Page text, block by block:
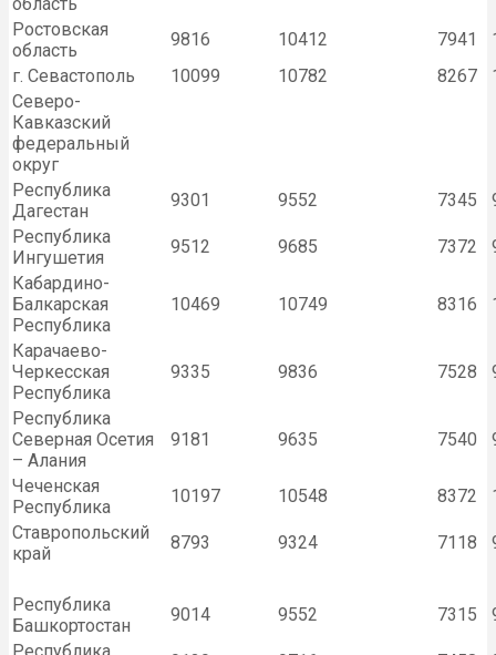
Ростовская
область
9816 10412 7941
г. Севастополь
10099 10782 8267
Северо-
Кавказский
федеральный
округ
Республика
Дагестан
9301 9552 7345
Республика
Ингушетия
9512 9685 7372
Кабардино-
Балкарская
Республика
10469 10749 8316
Карачаево-
Черкесская
Республика
9335 9836 7528
Республика
Северная Осетия
– Алания
9181 9635 7540
Чеченская
Республика
10197 10548 8372
Ставропольский
край
8793 9324 7118
Республика
Башкортостан
9014 9552 7315
Республика